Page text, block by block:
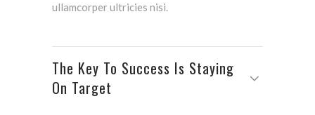
ullamcorper ultricies nisi.
The Key To Success Is Staying
On Target